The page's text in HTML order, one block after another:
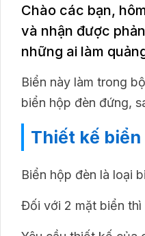
Chào các bạn,
và nhận được
những ai làm
Biển này làm trong
biển hộp đèn đứng,
Thiết kế biển
Biển hộp đèn là loại
Đối với 2 mặt biển thì